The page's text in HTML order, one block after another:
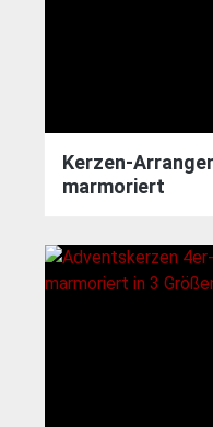
Kerzen-
marmoriert